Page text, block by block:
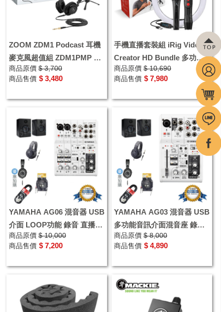
ZOOM ZDM1 Podcast 耳機
麥克風超值組 ZDM1PMP 電
容式麥克風 監聽耳機 三腳架
商品原價 $ 3,700
商品售價 $ 3,480
手機直播套裝組 iRig Video
Creator HD Bundle 多功能
手機架 電容式麥克風 補光燈
商品原價 $ 10,690
商品售價 $ 7,980
YAMAHA AG06 混音器 USB
介面 LOOP功能 錄音 直播
podcast
商品原價 $ 10,000
商品售價 $ 7,200
YAMAHA AG03 混音器 USB
多功能音訊介面混音座 錄音
直播 MIXER
商品原價 $ 8,000
商品售價 $ 4,890